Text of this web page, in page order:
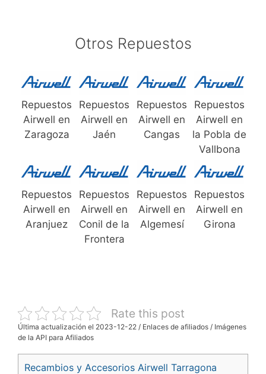
Otros Repuestos
Repuestos
Airwell en
Zaragoza
Repuestos
Airwell en
Jaén
Repuestos
Airwell en
Cangas
Repuestos
Airwell en
la Pobla de
Vallbona
Repuestos
Airwell en
Aranjuez
Repuestos
Airwell en
Conil de la
Frontera
Repuestos
Airwell en
Algemesí
Repuestos
Airwell en
Girona
Rate this post
Última actualización el 2023-12-22 / Enlaces de afiliados / Imágenes
de la API para Afiliados
Recambios y Accesorios Airwell Tarragona